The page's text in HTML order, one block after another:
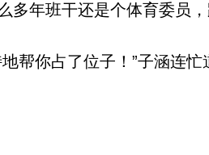
年班干还是个体育委员
你占了位子！”子涵连忙